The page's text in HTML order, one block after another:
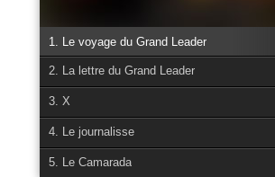
1. Le voyage du Grand Leader
2. La lettre du Grand Leader
3. X
4. Le journalisse
5. Le Camarada